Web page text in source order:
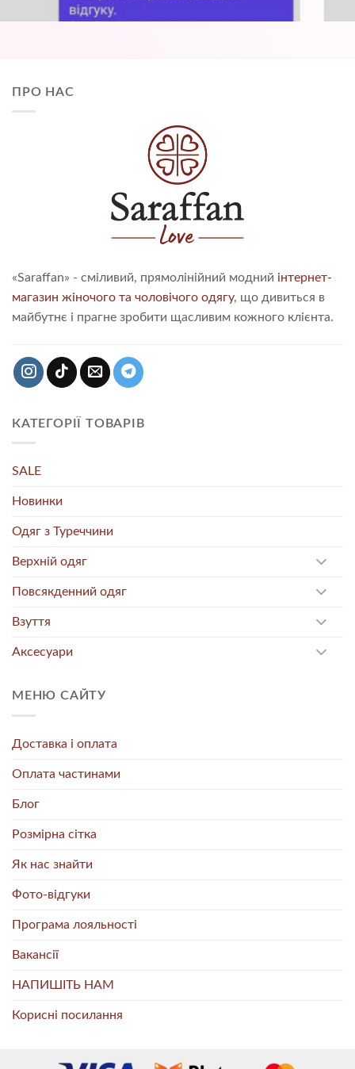
ПРО НАС
«Saraffan» - сміливий, прямолінійний модний інтернет-
магазин жіночого та чоловічого одягу, що дивиться в
майбутнє і прагне зробити щасливим кожного клієнта.
КАТЕГОРІЇ ТОВАРІВ
SALE
Новинки
Одяг з Туреччини
Верхній одяг
Повсякденний одяг
Взуття
Аксесуари
МЕНЮ САЙТУ
Доставка і оплата
Оплата частинами
Блог
Розмірна сітка
Як нас знайти
Фото-відгуки
Програма лояльності
Вакансії
НАПИШІТЬ НАМ
Корисні посилання